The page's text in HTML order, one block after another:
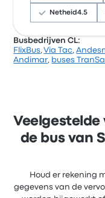
bij € 16Netheid4.5
Op basis van 338
Busbedrijven CL:
FlixBus,Via Tac,
Andimar, buses
Veelgestelde
de bus van
Houd er rekening
gegevens van de